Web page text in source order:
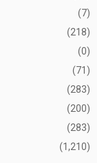
(7)
(218)
(0)
(71)
(283)
(200)
(283)
(1,210)